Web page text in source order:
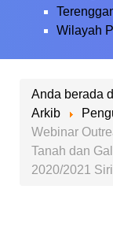
Wilayah
Anda berada
Arkib
Webinar
Tanah dan
2020/2021